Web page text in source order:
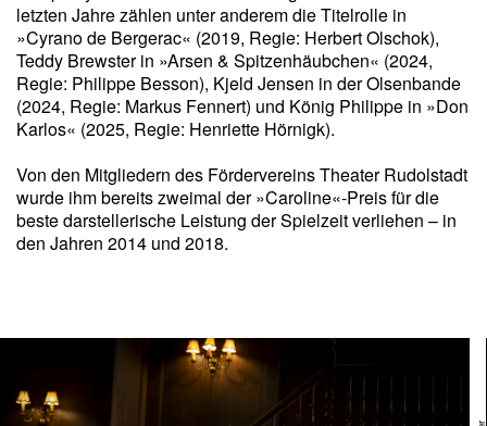
letzten Jahre zählen unter anderem die Titelrolle in
»Cyrano de Bergerac« (2019, Regie: Herbert Olschok),
Teddy Brewster in »Arsen & Spitzenhäubchen« (2024,
Regie: Philippe Besson), Kjeld Jensen in der Olsenbande
(2024, Regie: Markus Fennert) und König Philippe in »Don
Karlos« (2025, Regie: Henriette Hörnigk).
Von den Mitgliedern des Fördervereins Theater Rudolstadt
wurde ihm bereits zweimal der »Caroline«-Preis für die
beste darstellerische Leistung der Spielzeit verliehen – in
den Jahren 2014 und 2018.